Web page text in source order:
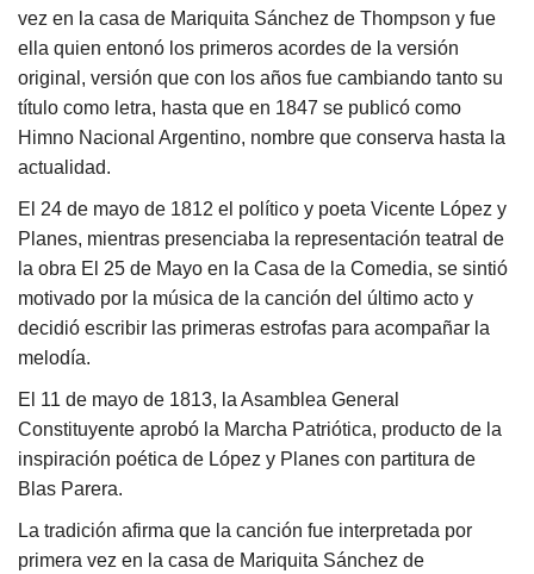
vez en la casa de Mariquita Sánchez de Thompson y fue
ella quien entonó los primeros acordes de la versión
original, versión que con los años fue cambiando tanto su
título como letra, hasta que en 1847 se publicó como
Himno Nacional Argentino, nombre que conserva hasta la
actualidad.
El 24 de mayo de 1812 el político y poeta Vicente López y
Planes, mientras presenciaba la representación teatral de
la obra El 25 de Mayo en la Casa de la Comedia, se sintió
motivado por la música de la canción del último acto y
decidió escribir las primeras estrofas para acompañar la
melodía.
El 11 de mayo de 1813, la Asamblea General
Constituyente aprobó la Marcha Patriótica, producto de la
inspiración poética de López y Planes con partitura de
Blas Parera.
La tradición afirma que la canción fue interpretada por
primera vez en la casa de Mariquita Sánchez de